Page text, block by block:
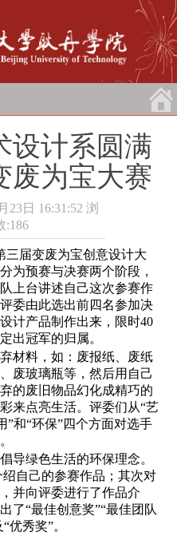
设计系圆满
废为宝大赛
23日 16:31:52 浏
:186
三届变废为宝创意设计大
为预赛与决赛两个阶段，
上台讲述自己这次参赛作
委由此选出前四名参加决
计产品制作出来，限时40
出冠军的归属。
材料，如：废报纸、废纸
废玻璃瓶等，然后用自己
的废旧物品幻化成精巧的
来点亮生活。评委们从“艺
”和“环保”四个方面对选手
导绿色生活的环保理念。
自己的参赛作品；其次对
并向评委进行了作品介
了“最佳创意奖”“最佳团队
优秀奖”。